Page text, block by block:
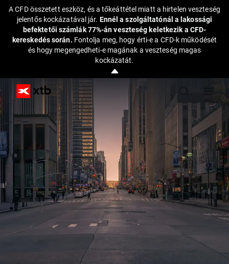
A CFD összetett eszköz, és a tőkeáttétel miatt a hirtelen veszteség
jelentős kockázatával jár. Ennél a szolgáltatónál a lakossági
befektetői számlák 77%-án veszteség keletkezik a CFD-
kereskedés során. Fontolja meg, hogy érti-e a CFD-k működését
és hogy megengedheti-e magának a veszteség magas
kockázatát.